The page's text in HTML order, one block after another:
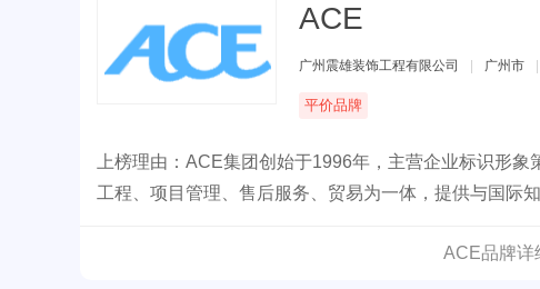
ACE
广州震雄装饰工程有限公司 广州市
平价品牌
上榜理由：ACE集团创始于1996年，主营企业标识形
工程、项目管理、售后服务、贸易为一体，提供与国际
ACE品牌详